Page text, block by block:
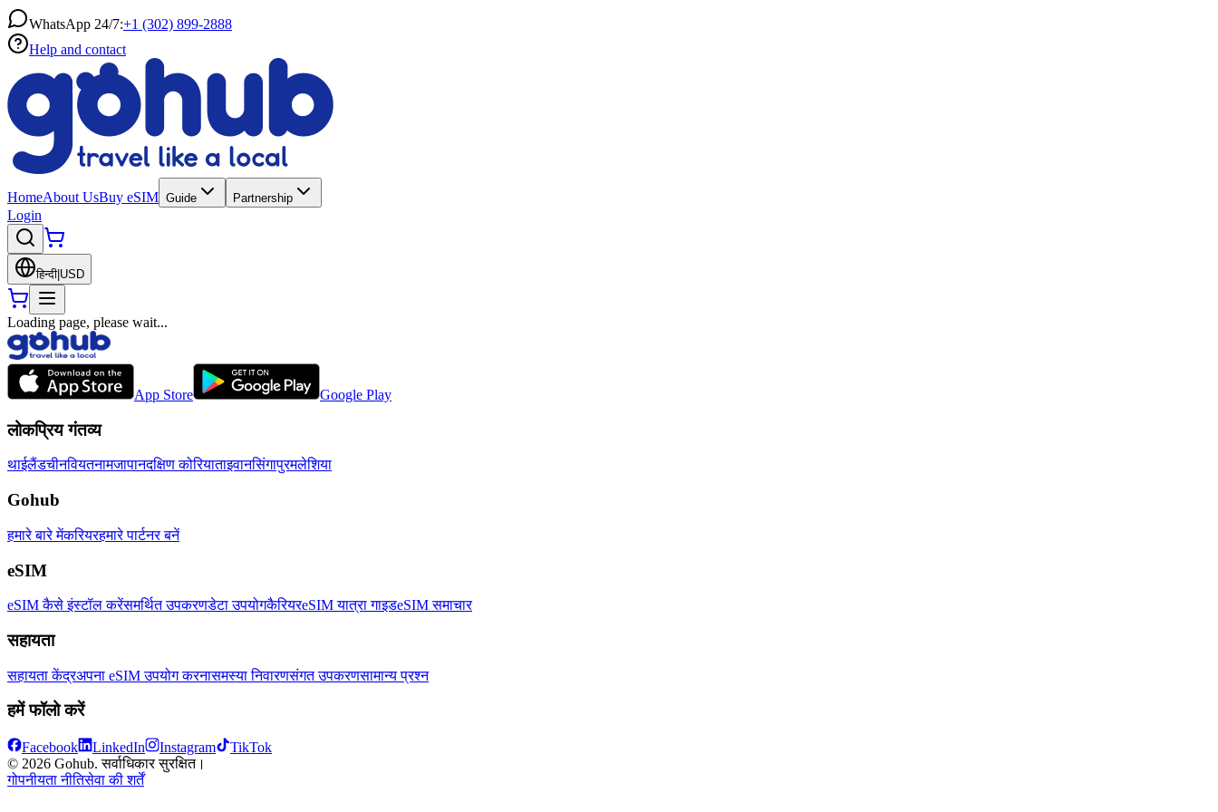
WhatsApp 24/7:+1 (302) 899-2888
Help and contact
HomeAbout UsBuy eSIM Guide Partnership
Login
हिन्दी USD
Loading page, please wait...
App Store Google Play
लोकप्रिय गंतव्य
थाईलैंडचीनवियतनामजापानदक्षिण कोरियाताइवानसिंगापुरमलेशिया
Gohub
हमारे बारे मेंकरियरहमारे पार्टनर बनें
eSIM
eSIM कैसे इंस्टॉल करेंसमर्थित उपकरणडेटा उपयोगकैरियरeSIM यात्रा गाइडeSIM समाचार
सहायता
सहायता केंद्रअपना eSIM उपयोग करनासमस्या निवारणसंगत उपकरणसामान्य प्रश्न
हमें फॉलो करें
Facebook LinkedIn Instagram
TikTok
© 2026 Gohub. सर्वाधिकार सुरक्षित।
गोपनीयता नीतिसेवा की शर्तें